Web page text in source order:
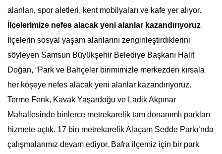
alanları, spor aletleri, kent mobilyaları ve kafe yer alıyor.
İlçelerimize nefes alacak yeni alanlar kazandırıyoruz
İlçelerin sosyal yaşam alanlarını zenginleştirdiklerini
söyleyen Samsun Büyükşehir Belediye Başkanı Halit
Doğan, “Park ve Bahçeler birimimizle merkezden kırsala
her köşeye nefes alacak yeni alanlar kazandırıyoruz.
Terme Fenk, Kavak Yaşardoğu ve Ladik Akpınar
Mahallesinde binlerce metrekarelik tam donanımlı parkları
hizmete açtık. 17 bin metrekarelik Alaçam Sedde Parkı’nda
çalışmalarımız devam ediyor. Bafra ilçemiz için bir park